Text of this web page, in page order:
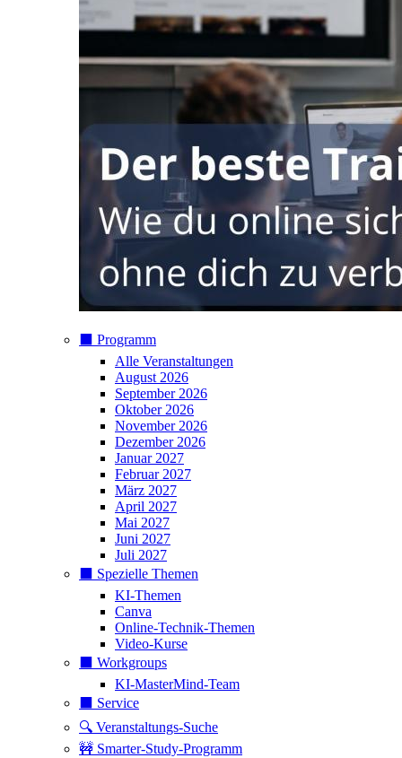
⬛️ Programm
Alle Veranstaltungen
August 2026
September 2026
Oktober 2026
November 2026
Dezember 2026
Januar 2027
Februar 2027
März 2027
April 2027
Mai 2027
Juni 2027
Juli 2027
⬛️ Spezielle Themen
KI-Themen
Canva
Online-Technik-Themen
Video-Kurse
⬛️ Workgroups
KI-MasterMind-Team
⬛️ Service
🔍 Veranstaltungs-Suche
🚧 Smarter-Study-Programm